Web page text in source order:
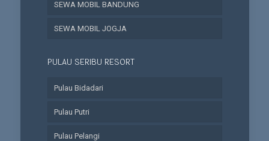
SEWA MOBIL BANDUNG
SEWA MOBIL JOGJA
PULAU SERIBU RESORT
Pulau Bidadari
Pulau Putri
Pulau Pelangi